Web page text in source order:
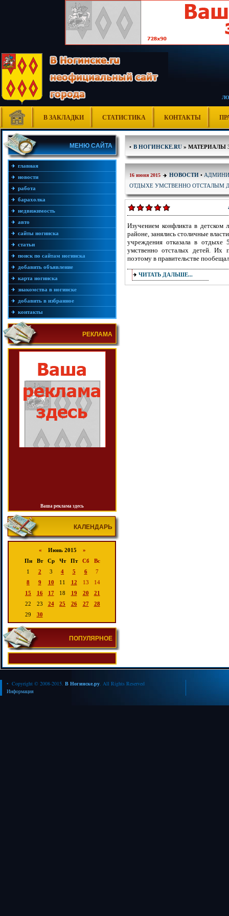
В ЗАКЛАДКИ СТАТИСТИКА КОНТАКТЫ
МЕНЮ САЙТА
главная
новости
работа
барахолка
недвижимость
авто
сайты ногинска
статьи
поиск по сайтам ногинска
добавить объявление
карта ногинска
знакомства в ногинске
добавить в избранное
контакты
РЕКЛАМА
Ваша реклама здесь
КАЛЕНДАРЬ
« Июнь 2015 »
Пн
Вт Ср Чт Пт Сб
Вс
1
2 3 4 5 6
7
8
9 10 11 12 13
14
15
16 17 18 19 20
21
22
23 24 25 26 27
28
29
30
ПОПУЛЯРНОЕ
• В НОГИНСКЕ.RU» МАТЕРИАЛЫ
16 июня 2015 НОВОСТИ •
ОТДЫХЕ УМСТВЕННО ОТСТАЛЫМ
Изучением конфликта в детском
районе, занялись столичные
учреждения отказала в отдыхе
умственно отсталых детей. Их
поэтому в правительстве
ЧИТАТЬ ДАЛЬШЕ...
• Copyright © 2008-2015. В Ногинске.ру. All Rights Reserved
Информация